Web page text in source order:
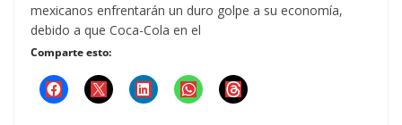
mexicanos enfrentarán un duro golpe a su economía,
debido a que Coca-Cola en el
Comparte esto: